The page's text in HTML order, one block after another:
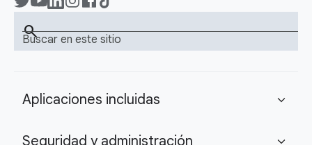
Buscar en este sitio
search
Aplicaciones incluidas expand_more
Seguridad y administración expand_more